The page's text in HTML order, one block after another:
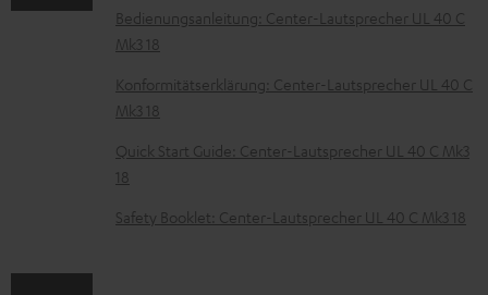
z
u
m
H
e
r
u
Bedienungsanleitung: Center-Lautsprecher UL 40 C
Mk3 18
Konformitätserklärung: Center-Lautsprecher UL 40 C
Mk3 18
Quick Start Guide: Center-Lautsprecher UL 40 C Mk3
18
Safety Booklet: Center-Lautsprecher UL 40 C Mk3 18